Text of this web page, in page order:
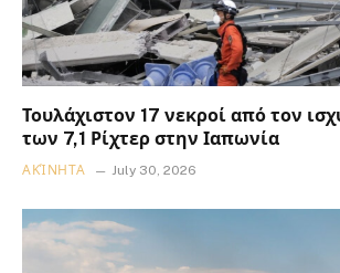
Τουλάχιστον 17 νεκροί από τον
των 7,1 Ρίχτερ στην Ιαπωνία
ΑΚΊΝΗΤΑ July 30, 2026